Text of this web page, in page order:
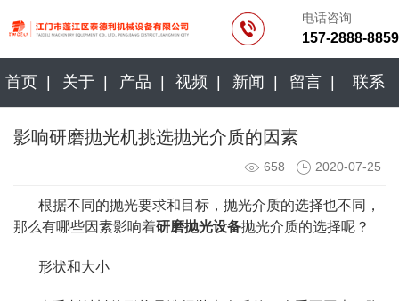
电话咨询
157-2888-8859
首页 | 关于 | 产品 | 视频 | 新闻 | 留言 | 联系
影响研磨抛光机挑选抛光介质的因素
658 2020-07-25
根据不同的抛光要求和目标，抛光介质的选择也不同，
那么有哪些因素影响着研磨抛光设备抛光介质的选择呢？
形状和大小